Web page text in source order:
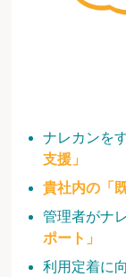
ナレカンを
支援」
貴社内の「
管理者がナ
ポート」
利用定着に